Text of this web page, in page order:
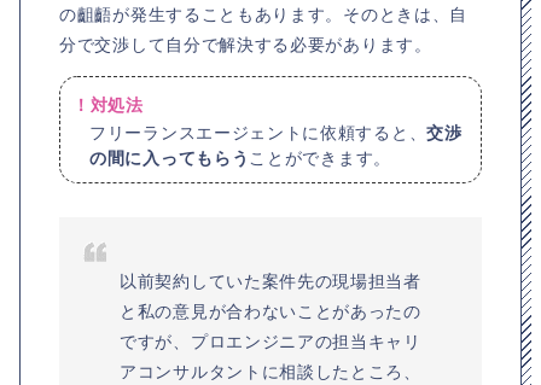
の齟齬が発生することもあります。そのときは、自
分で交渉して自分で解決する必要があります。
！対処法
フリーランスエージェントに依頼すると、交渉
の間に入ってもらう ことができます。
以前契約していた案件先の現場担当者
と私の意見が合わないことがあったの
ですが、プロエンジニアの担当キャリ
アコンサルタントに相談したところ、